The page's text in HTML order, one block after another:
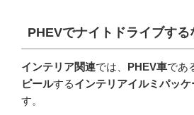
PHEVでナイトドライブする
インテリア関連では、 PHEV車であ
ピールするインテリアイルミパッケ
す。